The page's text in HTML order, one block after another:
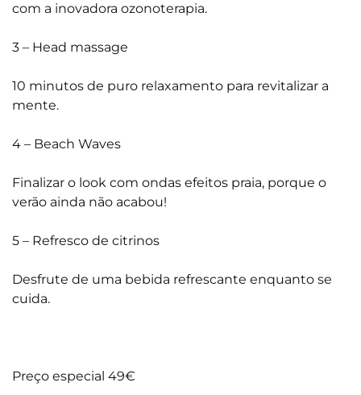
com a inovadora ozonoterapia.
3 – Head massage
10 minutos de puro relaxamento para revitalizar a
mente.
4 – Beach Waves
Finalizar o look com ondas efeitos praia, porque o
verão ainda não acabou!
5 – Refresco de citrinos
Desfrute de uma bebida refrescante enquanto se
cuida.
Preço especial 49€